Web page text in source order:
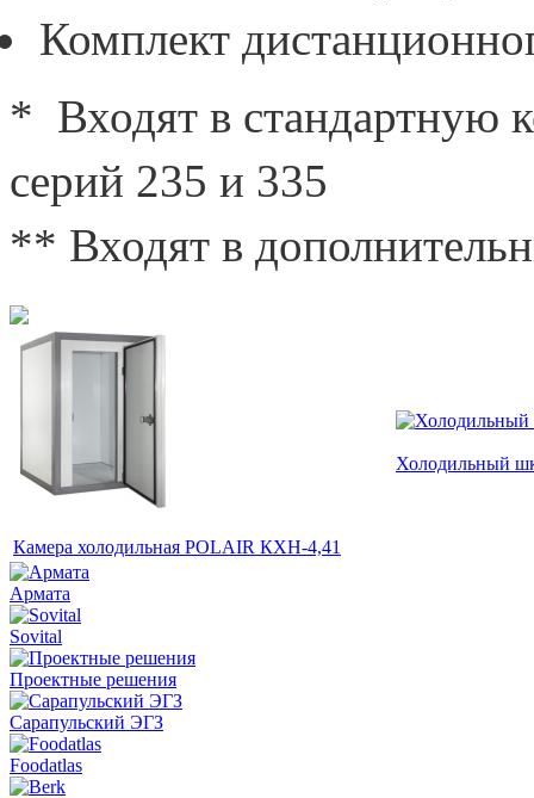
Комплект
* Входят в стандартную
серий 235 и 335
** Входят в
Камера холодильная POLAIR КХН-4,41
Холодильный
Армата
Sovital
Проектные решения
Сарапульский ЭГЗ
Foodatlas